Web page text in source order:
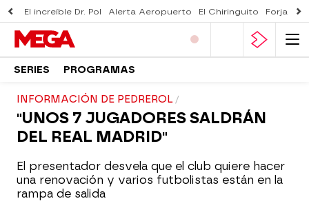
El increíble Dr. Pol Alerta Aeropuerto El Chiringuito Forjado
SERIES PROGRAMAS
INFORMACIÓN DE PEDREROL
"UNOS 7 JUGADORES SALDRÁN
DEL REAL MADRID"
El presentador desvela que el club quiere hacer
una renovación y varios futbolistas están en la
rampa de salida